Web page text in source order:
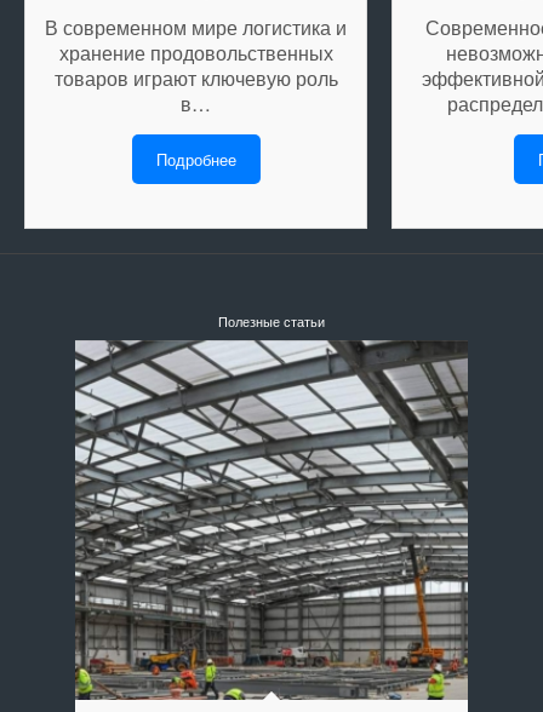
В современном мире логистика и
хранение продовольственных
товаров играют ключевую роль
в…
Подробнее
Полезные статьи